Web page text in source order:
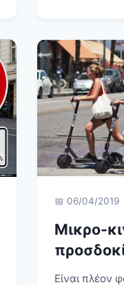
📅 06/04/2019
Μικρο-
Είναι πλέον